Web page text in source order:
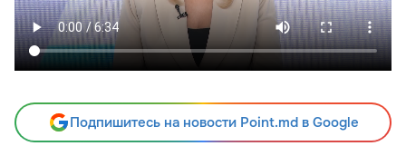
Подпишитесь на новости Point.md в Google